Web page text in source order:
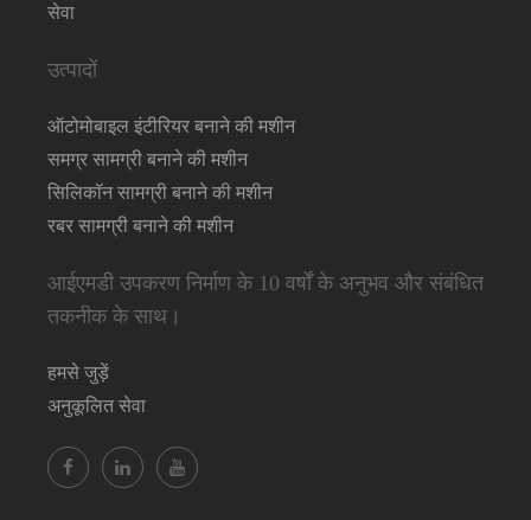
सेवा
उत्पादों
ऑटोमोबाइल इंटीरियर बनाने की मशीन
समग्र सामग्री बनाने की मशीन
सिलिकॉन सामग्री बनाने की मशीन
रबर सामग्री बनाने की मशीन
आईएमडी उपकरण निर्माण के 10 वर्षों के अनुभव और संबंधित
तकनीक के साथ।
हमसे जुड़ें
अनुकूलित सेवा